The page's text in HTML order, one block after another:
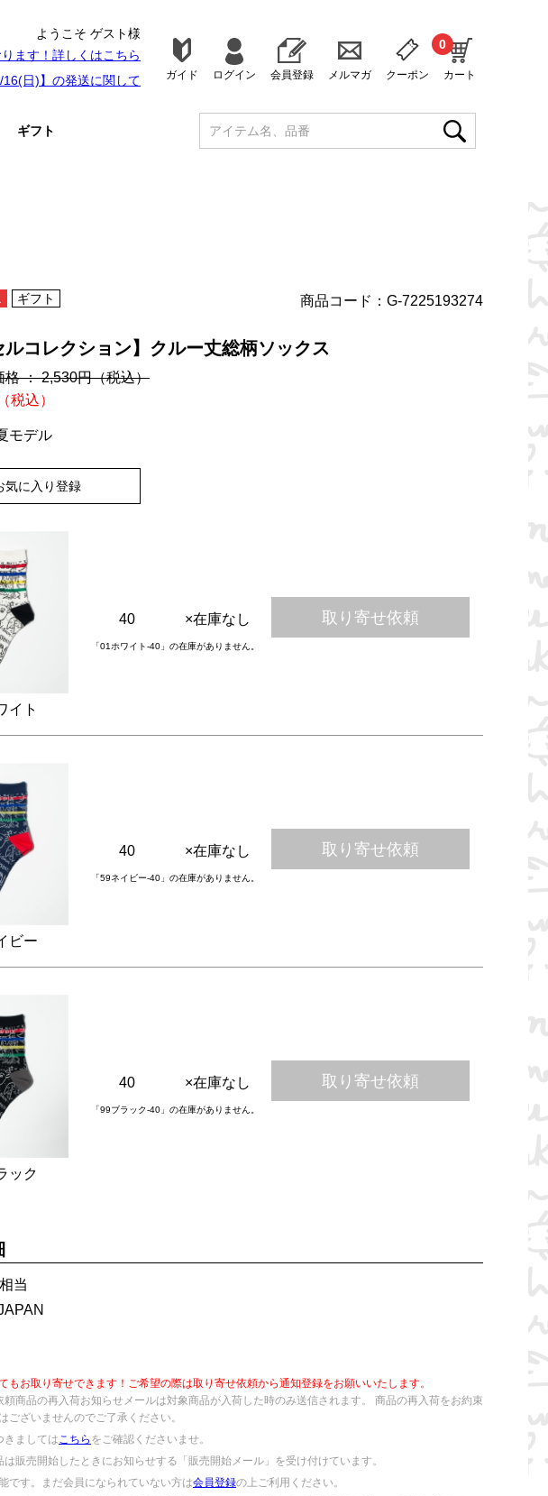
ようこそ ゲスト様
ます！詳しくはこちら
日)】の発送に関して
ガイド ログイン 会員登録 メルマガ クーポン カート
0
ギフト
ギフト 商品コード：G-7225193274
ルコレクション】クルー丈総柄ソックス
格 ： 2,530円（税込）
（税込）
モデル
気に入り登録
イト
40 ×在庫なし 取り寄せ依頼
「01ホワイト-40」の在庫がありません。
ビー
40 ×在庫なし 取り寄せ依頼
「59ネイビー-40」の在庫がありません。
ック
40 ×在庫なし 取り寄せ依頼
「99ブラック-40」の在庫がありません。
当
もお取り寄せできます！ご希望の際は取り寄せ依頼から通知登録をお願いいたします。
頼商品の再入荷お知らせメールは対象商品が入荷した時のみ送信されます。 商品の再入荷をお約束
ございませんのでご了承ください。
きましては こちら をご確認くださいませ。
は販売開始したときにお知らせする「販売開始メール」を受け付けています。
です。まだ会員になられていない方は会員登録の上ご利用ください。